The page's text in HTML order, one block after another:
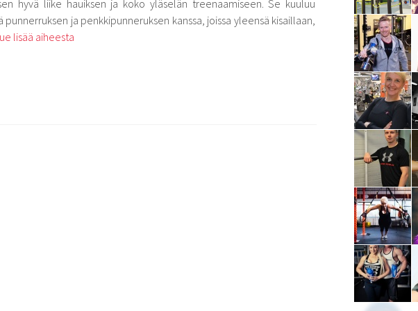
hyvä liike hauiksen ja koko yläselän treenaamiseen. Se kuuluu
punnerruksen ja penkkipunneruksen kanssa, joissa yleensä kisaillaan,
lisää aiheesta
Petteri Avola |
Nokia,
Ylöjärvi,
Tampere
Teemu Ratus |
Tampere
Piia
Hartikainen |
Mikkeli, Juva,
Mäntyharju,
Pieksämäki
Markus Piispa
| Mikkeli,
Savonlinna,
Juva
Virpi
Lautamatti |
Varsinais-
Suomi, Turku,
Raisio,